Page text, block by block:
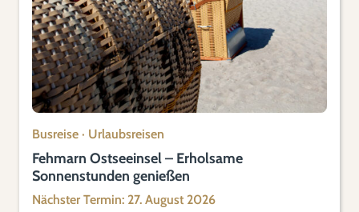
Busreise · Urlaubsreisen
Fehmarn Ostseeinsel – Erholsame
Sonnenstunden genießen
Nächster Termin: 27. August 2026